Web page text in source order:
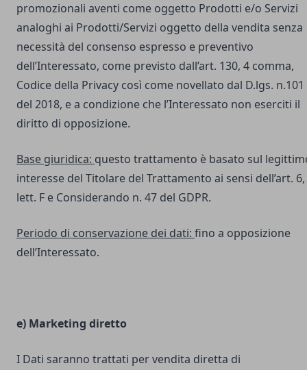
promozionali aventi come oggetto Prodotti e/o Servizi
analoghi ai Prodotti/Servizi oggetto della vendita senza
necessità del consenso espresso e preventivo
dell’Interessato, come previsto dall’art. 130, 4 comma,
Codice della Privacy così come novellato dal D.lgs. n.101
del 2018, e a condizione che l’Interessato non eserciti il
diritto di opposizione.
Base giuridica: questo trattamento è basato sul
interesse del Titolare del Trattamento ai sensi dell’art. 6,
lett. F e Considerando n. 47 del GDPR.
Periodo di conservazione dei dati: fino a opposizione
dell’Interessato.
e) Marketing diretto
I Dati saranno trattati per vendita diretta di